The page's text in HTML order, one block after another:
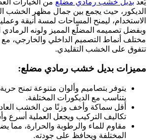
يُعد بديل خشب رمادي مضلع من الخيارات
الديكور، حيث يجمع بين جمال مظهر الخشب
الاستخدام، ليمنح المساحات لمسة أنيقة
وبفضل تصميمه المضلّع المميز ولونه
مختلف أنماط التصميم الداخلي والخارجي،
تتفوق على الخشب التقليدي.
مميزات بديل خشب رمادي مضلع:
يتوفر بتصاميم وألوان متنوعة تمنح
يتناسب مع الديكورات المختلفة.
أقل سماكة وأخف وزنًا من الخشب
تكاليف التركيب ويجعل العملية أسرع
مقاوم للماء والرطوبة والحرارة،
المختلفة ويحافظ على جودته.